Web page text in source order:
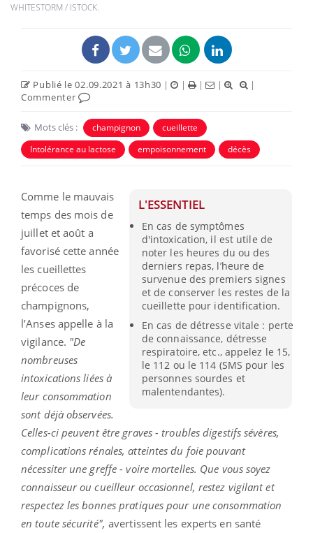
WHITESTORM / ISTOCK.
Publié le 02.09.2021 à 13h30 | | | |
|
Commenter
Mots clés : champignon
cueillette
Intolérance au lactose
empoisonnement décès
L'ESSENTIEL
En cas de symptômes
d'intoxication, il est utile de
noter les heures du ou des
derniers repas, l’heure de
survenue des premiers signes
et de conserver les restes de la
cueillette pour identification.
En cas de détresse vitale : perte
de connaissance, détresse
respiratoire, etc., appelez le 15,
le 112 ou le 114 (SMS pour les
personnes sourdes et
malentendantes).
Comme le mauvais
temps des mois de
juillet et août a
favorisé cette année
les cueillettes
précoces de
champignons,
l’Anses appelle à la
vigilance. "De
nombreuses
intoxications liées à
leur consommation
sont déjà observées.
Celles-ci peuvent être graves - troubles digestifs sévères,
complications rénales, atteintes du foie pouvant
nécessiter une greffe - voire mortelles. Que vous soyez
connaisseur ou cueilleur occasionnel, restez vigilant et
respectez les bonnes pratiques pour une consommation
en toute sécurité", avertissent les experts en santé